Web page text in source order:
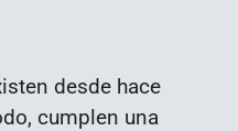
desde hace
cumplen una